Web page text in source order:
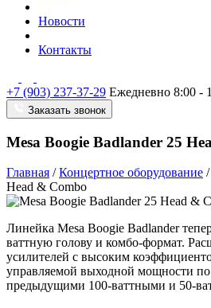
Новости
Контакты
+7 (903) 237-37-29 Ежедневно 8:00 -
Заказать звонок
Mesa Boogie Badlander 25
Главная /Концертное оборудование /
Head & Combo
Линейка Mesa Boogie Badlander
ваттную голову и комбо-формат.
усилителей с высоким
управляемой выходной мощности
предыдущими 100-ваттными и 50-